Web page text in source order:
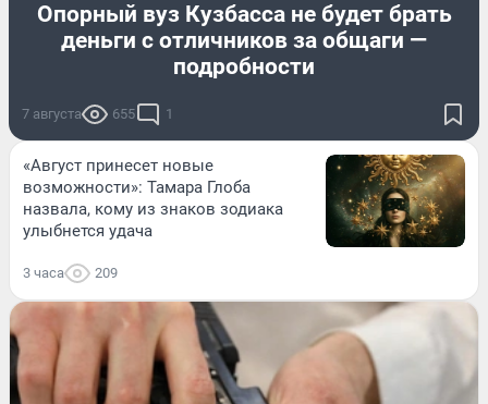
Опорный вуз Кузбасса не будет брать
деньги с отличников за общаги —
подробности
7 августа 655 1
«Август принесет новые
возможности»: Тамара Глоба
назвала, кому из знаков зодиака
улыбнется удача
3 часа 209